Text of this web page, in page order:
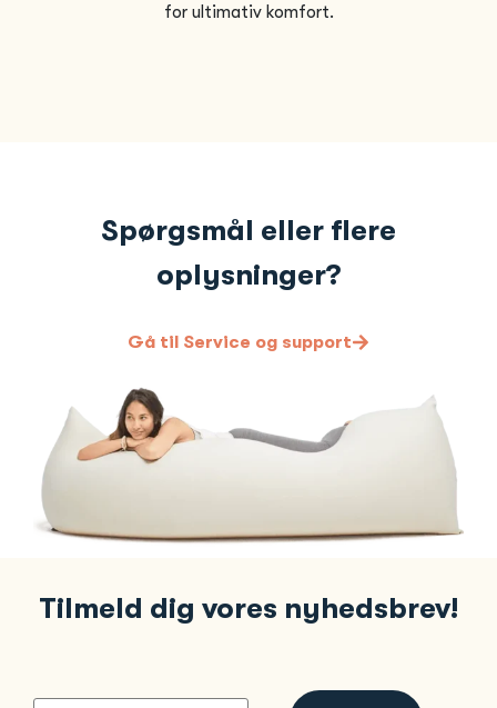
for ultimativ komfort.
Spørgsmål eller flere
oplysninger?
Gå til Service og support
Tilmeld dig vores nyhedsbrev!